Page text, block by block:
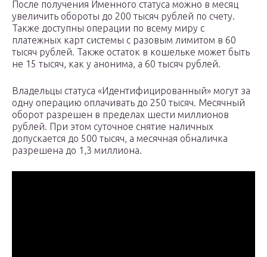
После получения Именного статуса можно в месяц
увеличить обороты до 200 тысяч рублей по счету.
Также доступны операции по всему миру с
платежных карт системы с разовым лимитом в 60
тысяч рублей. Также остаток в кошельке может быть
не 15 тысяч, как у анонима, а 60 тысяч рублей.
Владельцы статуса «Идентифицированный» могут за
одну операцию оплачивать до 250 тысяч. Месячный
оборот разрешен в пределах шести миллионов
рублей. При этом суточное снятие наличных
допускается до 500 тысяч, а месячная обналичка
разрешена до 1,3 миллиона.